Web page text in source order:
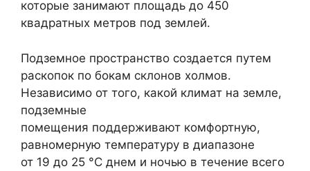
которые занимают площадь до 450
квадратных метров под землей.
Подземное пространство создается путем
раскопок по бокам склонов холмов.
Независимо от того, какой климат на земле,
подземные
помещения поддерживают комфортную,
равномерную температуру в диапазоне
от 19 до 25 °C днем и ночью в течение всего